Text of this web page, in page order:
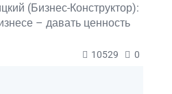
(Бизнес-Конструктор):
– давать ценность
10529 0